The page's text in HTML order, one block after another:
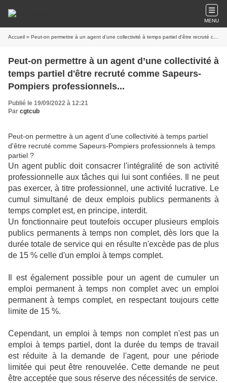
MENU
Accueil » Peut-on permettre à un agent d’une collectivité à temps partiel d'être recruté comme Sapeurs-Pompiers professionnels...
Peut-on permettre à un agent d’une collectivité à
temps partiel d'être recruté comme Sapeurs-
Pompiers professionnels...
Publié le 19/09/2022 à 12:21
Par cgtcub
Peut-on permettre à un agent d’une collectivité à temps partiel
d'être recruté comme Sapeurs-Pompiers professionnels à temps
partiel ?
Un agent public doit consacrer l'intégralité de son activité
professionnelle aux tâches qui lui sont confiées. Il ne peut
pas exercer, à titre professionnel, une activité lucrative. Le
cumul simultané de deux emplois publics permanents à
temps complet est, en principe, interdit.
Un fonctionnaire peut toutefois occuper plusieurs emplois
publics permanents à temps non complet, dès lors que la
durée totale de service qui en résulte n'excède pas de plus
de 15 % celle d'un emploi à temps complet.
Il est également possible pour un agent de cumuler un
emploi permanent à temps non complet avec un emploi
permanent à temps complet, en respectant toujours cette
limite de 15 %.
Cependant, un emploi à temps non complet n'est pas un
emploi à temps partiel, dont la durée du temps de travail
est réduite à la demande de l'agent, pour une période
limitée qui peut être renouvelée. Cette demande ne peut
être acceptée que sous réserve des nécessités de service.